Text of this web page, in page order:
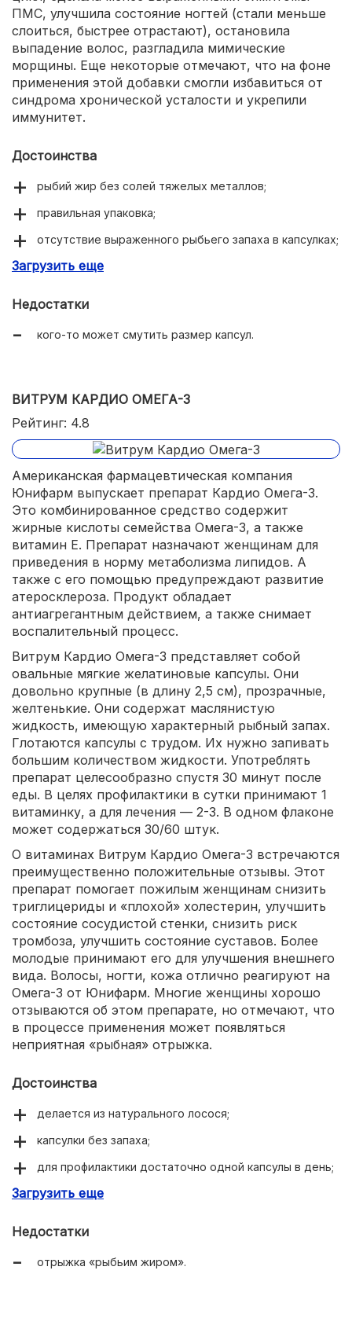
ПМС, улучшила состояние ногтей (стали меньше
слоиться, быстрее отрастают), остановила
выпадение волос, разгладила мимические
морщины. Еще некоторые отмечают, что на фоне
применения этой добавки смогли избавиться от
синдрома хронической усталости и укрепили
иммунитет.
Достоинства
рыбий жир без солей тяжелых металлов;
правильная упаковка;
отсутствие выраженного рыбьего запаха в капсулках;
нормализуют цикл, облегчают ПМС;
Загрузить еще
Недостатки
кого-то может смутить размер капсул.
ВИТРУМ КАРДИО ОМЕГА-3
Рейтинг: 4.8
Американская фармацевтическая компания
Юнифарм выпускает препарат Кардио Омега-3.
Это комбинированное средство содержит
жирные кислоты семейства Омега-3, а также
витамин Е. Препарат назначают женщинам для
приведения в норму метаболизма липидов. А
также с его помощью предупреждают развитие
атеросклероза. Продукт обладает
антиагрегантным действием, а также снимает
воспалительный процесс.
Витрум Кардио Омега-3 представляет собой
овальные мягкие желатиновые капсулы. Они
довольно крупные (в длину 2,5 см), прозрачные,
желтенькие. Они содержат маслянистую
жидкость, имеющую характерный рыбный запах.
Глотаются капсулы с трудом. Их нужно запивать
большим количеством жидкости. Употреблять
препарат целесообразно спустя 30 минут после
еды. В целях профилактики в сутки принимают 1
витаминку, а для лечения — 2-3. В одном флаконе
может содержаться 30/60 штук.
О витаминах Витрум Кардио Омега-3 встречаются
преимущественно положительные отзывы. Этот
препарат помогает пожилым женщинам снизить
триглицериды и «плохой» холестерин, улучшить
состояние сосудистой стенки, снизить риск
тромбоза, улучшить состояние суставов. Более
молодые принимают его для улучшения внешнего
вида. Волосы, ногти, кожа отлично реагируют на
Омега-3 от Юнифарм. Многие женщины хорошо
отзываются об этом препарате, но отмечают, что
в процессе применения может появляться
неприятная «рыбная» отрыжка.
Достоинства
делается из натурального лосося;
капсулки без запаха;
для профилактики достаточно одной капсулы в день;
делает более красивыми и здоровыми волосы, ногти,
снижает риск развития тромбоза;
благоприятно влияет на суставы.
Загрузить еще
Недостатки
отрыжка «рыбьим жиром».